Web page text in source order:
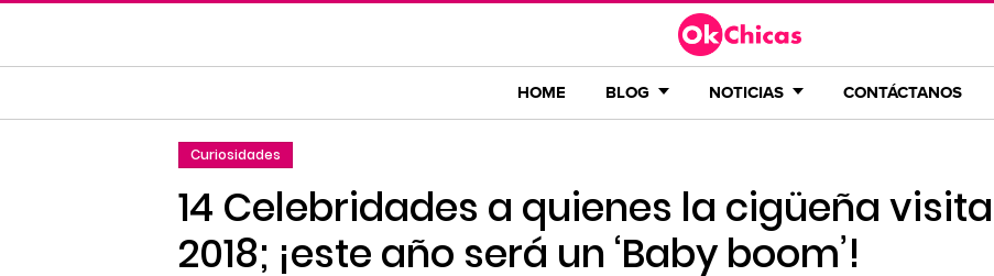
contenido
HOME BLOG NOTICIAS CONTÁCTANOS
Curiosidades
14 Celebridades a quienes la cigüeña
2018; ¡este año será un ‘Baby boom’!